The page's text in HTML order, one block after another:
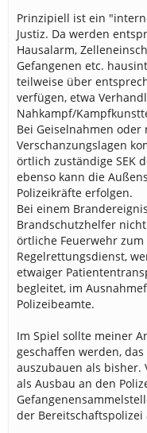
Prinzipiell ist ein
Justiz. Da werden
Hausalarm,
Gefangenen etc.
teilweise über
verfügen, etwa
Nahkampf/
Bei Geiselnahmen
Verschanzungslagen
örtlich zuständige SEK
ebenso kann die
Polizeikräfte erfolgen.
Bei einem
Brandschutzhelfer
örtliche Feuerwehr zum
Regelrettungsdienst,
etwaiger
begleitet, im
Polizeibeamte.
Im Spiel sollte meiner
geschaffen werden,
auszubauen als bisher.
als Ausbau an den
der Bereitschaftspolizei